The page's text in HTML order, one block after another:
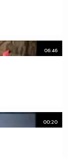
06:46
00:20